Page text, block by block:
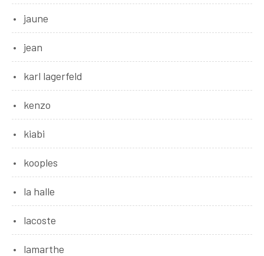
jaune
jean
karl lagerfeld
kenzo
kiabi
kooples
la halle
lacoste
lamarthe